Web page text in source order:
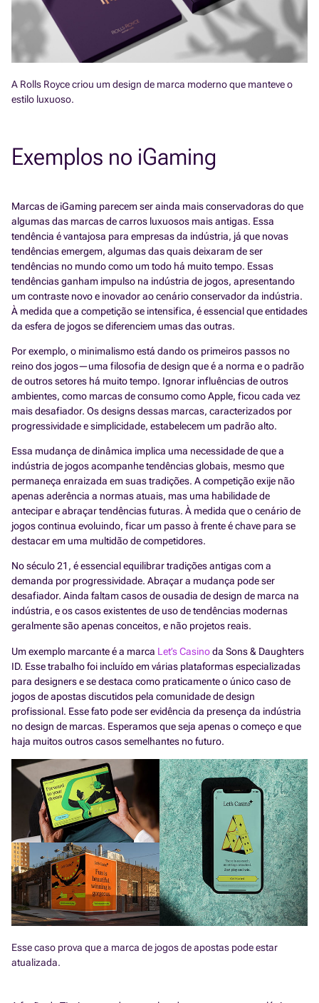
A Rolls Royce criou um design de marca moderno que manteve o
estilo luxuoso.
Exemplos no iGaming
Marcas de iGaming parecem ser ainda mais conservadoras do que
algumas das marcas de carros luxuosos mais antigas. Essa
tendência é vantajosa para empresas da indústria, já que novas
tendências emergem, algumas das quais deixaram de ser
tendências no mundo como um todo há muito tempo. Essas
tendências ganham impulso na indústria de jogos, apresentando
um contraste novo e inovador ao cenário conservador da indústria.
À medida que a competição se intensifica, é essencial que entidades
da esfera de jogos se diferenciem umas das outras.
Por exemplo, o minimalismo está dando os primeiros passos no
reino dos jogos—uma filosofia de design que é a norma e o padrão
de outros setores há muito tempo. Ignorar influências de outros
ambientes, como marcas de consumo como Apple, ficou cada vez
mais desafiador. Os designs dessas marcas, caracterizados por
progressividade e simplicidade, estabelecem um padrão alto.
Essa mudança de dinâmica implica uma necessidade de que a
indústria de jogos acompanhe tendências globais, mesmo que
permaneça enraizada em suas tradições. A competição exije não
apenas aderência a normas atuais, mas uma habilidade de
antecipar e abraçar tendências futuras. À medida que o cenário de
jogos continua evoluindo, ficar um passo à frente é chave para se
destacar em uma multidão de competidores.
No século 21, é essencial equilibrar tradições antigas com a
demanda por progressividade. Abraçar a mudança pode ser
desafiador. Ainda faltam casos de ousadia de design de marca na
indústria, e os casos existentes de uso de tendências modernas
geralmente são apenas conceitos, e não projetos reais.
Um exemplo marcante é a marca Let’s Casinoda Sons & Daughters
ID. Esse trabalho foi incluído em várias plataformas especializadas
para designers e se destaca como praticamente o único caso de
jogos de apostas discutidos pela comunidade de design
profissional. Esse fato pode ser evidência da presença da indústria
no design de marcas. Esperamos que seja apenas o começo e que
haja muitos outros casos semelhantes no futuro.
Esse caso prova que a marca de jogos de apostas pode estar
atualizada.